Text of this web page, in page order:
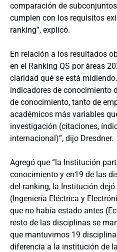
comparación de
cumplen con los requisitos
ranking”, explicó.
En relación a los resultados
en el Ranking QS por áreas
claridad qué se está
indicadores de conocimiento
de conocimiento, tanto de
académicos más variables
investigación (citaciones,
internacional)”, dijo Dresdner.
Agregó que “la Institución
conocimiento y en19 de las
del ranking, la Institución
(Ingeniería Eléctrica y
que no había estado antes
resto de las disciplinas se
que mantuvimos 19
diferencia a la institución de